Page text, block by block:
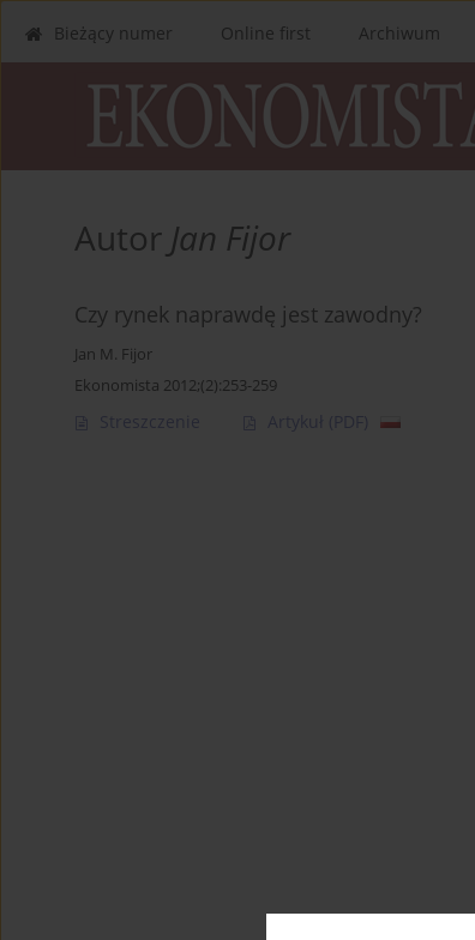
Bieżący numer Online first Archiwum
Autor Jan Fijor
Czy rynek naprawdę jest zawodny?
Jan M. Fijor
Ekonomista 2012;(2):253-259
Streszczenie Artykuł (PDF)